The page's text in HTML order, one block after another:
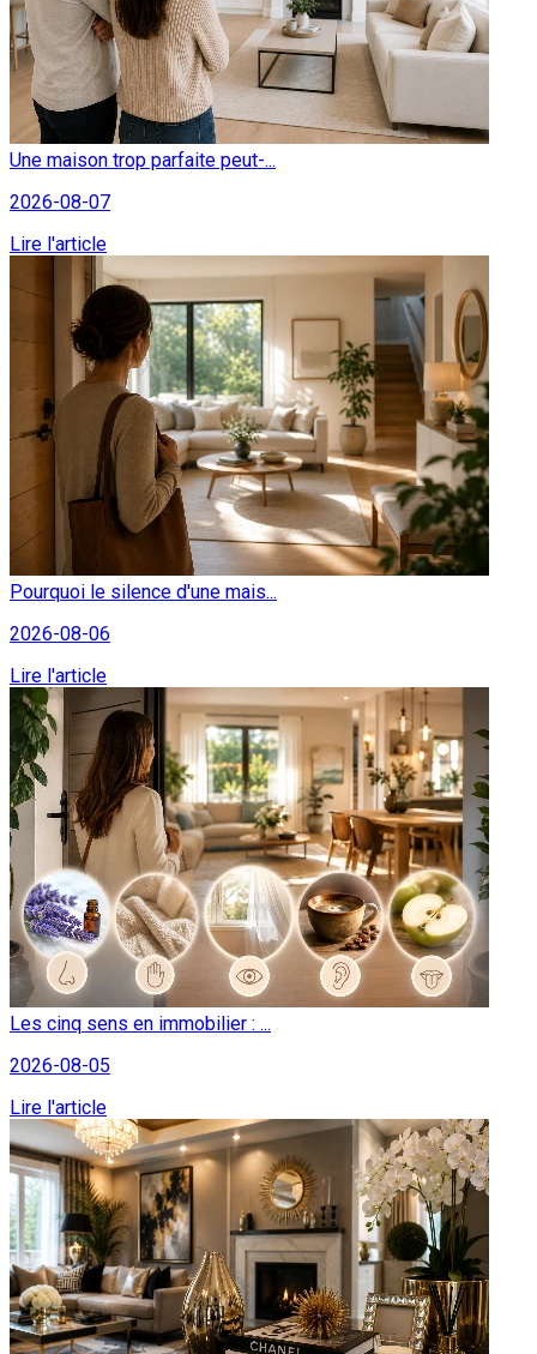
Une maison trop parfaite peut-...
2026-08-07
Lire l'article
Pourquoi le silence d'une mais...
2026-08-06
Lire l'article
Les cinq sens en immobilier : ...
2026-08-05
Lire l'article